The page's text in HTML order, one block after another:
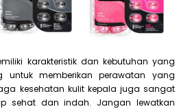
karakteristik dan kebutuhan yang
untuk memberikan perawatan yang
kesehatan kulit kepala juga sangat
sehat dan indah. Jangan lewatkan